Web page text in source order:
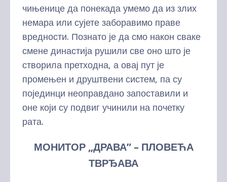
чињенице да понекада умемо да из злих
немара или сујете заборавимо праве
вредности. Познато је да смо након сваке
смене династија рушили све оно што је
створила претходна, а овај пут је
промењен и друштвени систем, па су
појединци неоправдано запоставили и
оне који су подвиг учинили на почетку
рата.
МОНИТОР „ДРАВА” – ПЛОВЕЋА
ТВРЂАВА